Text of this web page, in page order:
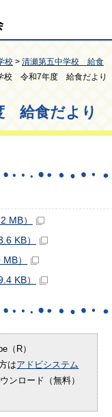
校 > 清瀬第五中学校 給食
校 令和7年度 給食だより
給食だより
MB）
KB）
）
KB）
（R）
はアドビシステム
ンロード（無料）